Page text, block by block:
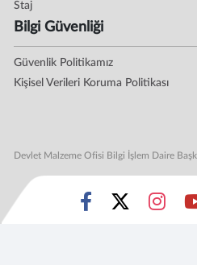
Staj
Bilgi Güvenliği
Güvenlik Politikamız
Kişisel Verileri Koruma Politikası
Devlet Malzeme Ofisi Bilgi İşlem Daire